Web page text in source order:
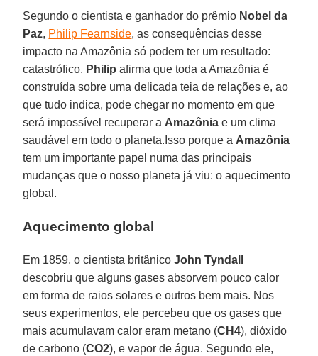
Segundo o cientista e ganhador do prêmio Nobel da
Paz, Philip Fearnside, as consequências desse
impacto na Amazônia só podem ter um resultado:
catastrófico. Philip afirma que toda a Amazônia é
construída sobre uma delicada teia de relações e, ao
que tudo indica, pode chegar no momento em que
será impossível recuperar a Amazônia e um clima
saudável em todo o planeta.Isso porque a Amazônia
tem um importante papel numa das principais
mudanças que o nosso planeta já viu: o aquecimento
global.
Aquecimento global
Em 1859, o cientista britânicoJohn Tyndall
descobriu que alguns gases absorvem pouco calor
em forma de raios solares e outros bem mais. Nos
seus experimentos, ele percebeu que os gases que
mais acumulavam calor eram metano (CH4), dióxido
de carbono (CO2), e vapor de água. Segundo ele,